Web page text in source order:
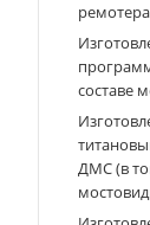
составе
ДМС (в